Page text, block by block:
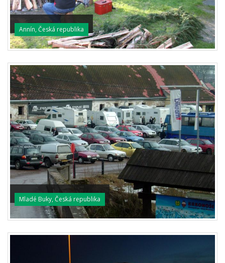
Annín, Česká republika
Mladé Buky, Česká republika